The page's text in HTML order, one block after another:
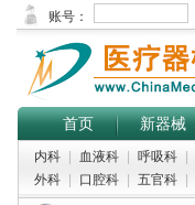
首页 新器械
内科 血液科 呼吸科
外科
口腔科 五官科